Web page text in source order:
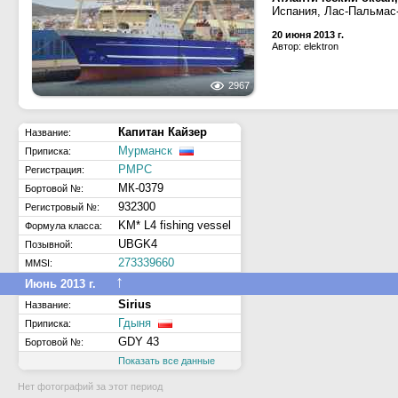
2967
Испания, Лас-
20 июня 2013 г.
Автор: elektron
Название: Капитан Кайзер
Приписка: Мурманск
Регистрация: РМРС
Бортовой №: МК-0379
Регистровый №: 932300
Формула класса: KM* L4 fishing vessel
Позывной: UBGK4
MMSI:
273339660
Июнь 2013 г. ↑
Название: Sirius
Приписка: Гдыня
Бортовой №: GDY 43
Показать все данные
Нет фотографий за этот период